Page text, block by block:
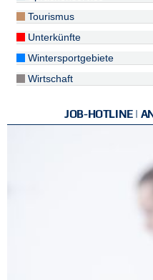
Tourismus
Unterkünfte
Wintersportgebiete
Wirtschaft
JOB-HOTLINE |